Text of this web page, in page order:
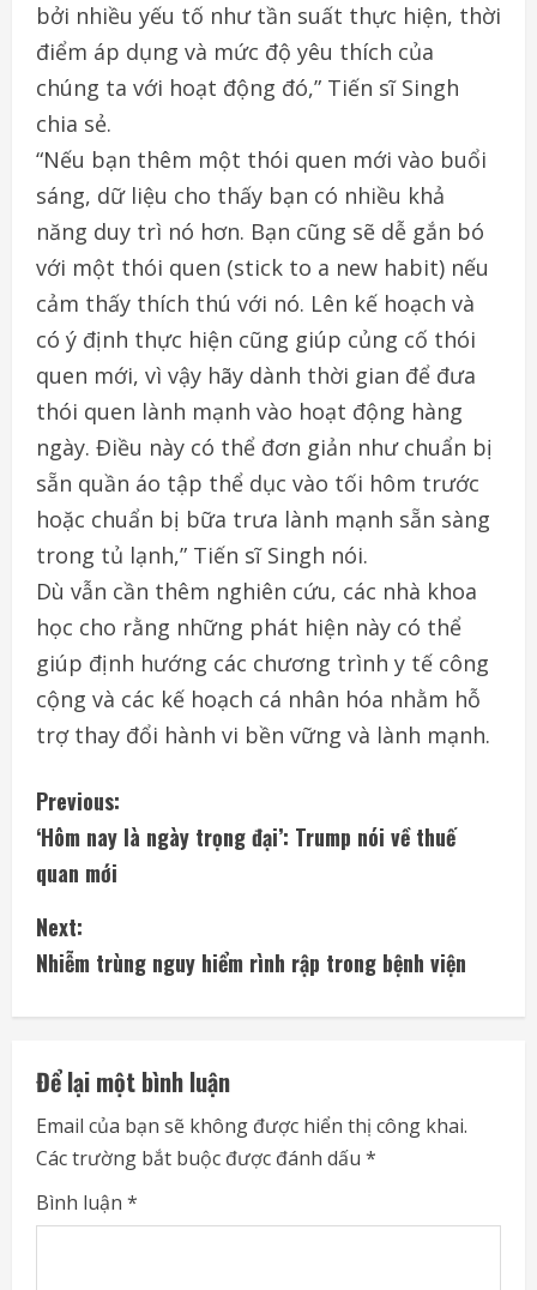
bởi nhiều yếu tố như tần suất thực hiện, thời
điểm áp dụng và mức độ yêu thích của
chúng ta với hoạt động đó,” Tiến sĩ Singh
chia sẻ.
“Nếu bạn thêm một thói quen mới vào buổi
sáng, dữ liệu cho thấy bạn có nhiều khả
năng duy trì nó hơn. Bạn cũng sẽ dễ gắn bó
với một thói quen (stick to a new habit) nếu
cảm thấy thích thú với nó. Lên kế hoạch và
có ý định thực hiện cũng giúp củng cố thói
quen mới, vì vậy hãy dành thời gian để đưa
thói quen lành mạnh vào hoạt động hàng
ngày. Điều này có thể đơn giản như chuẩn bị
sẵn quần áo tập thể dục vào tối hôm trước
hoặc chuẩn bị bữa trưa lành mạnh sẵn sàng
trong tủ lạnh,” Tiến sĩ Singh nói.
Dù vẫn cần thêm nghiên cứu, các nhà khoa
học cho rằng những phát hiện này có thể
giúp định hướng các chương trình y tế công
cộng và các kế hoạch cá nhân hóa nhằm hỗ
trợ thay đổi hành vi bền vững và lành mạnh.
C
o
n
t
i
n
u
e
R
Previous:
‘Hôm nay là ngày trọng đại’: Trump nói về thuế
quan mới
Next:
Nhiễm trùng nguy hiểm rình rập trong bệnh viện
Để lại một bình luận
Email của bạn sẽ không được hiển thị công khai.
Các trường bắt buộc được đánh dấu *
Bình luận *